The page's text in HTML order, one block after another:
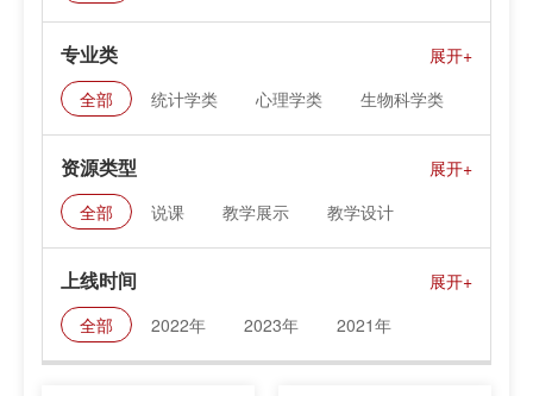
专业类
全部 统计学类 心理学类
生物科学类
大气科学类
化学类
物理学类 数学类
资源类型
全部 说课 教学展示
教学设计
上线时间
全部 2022年 2023年 2021年